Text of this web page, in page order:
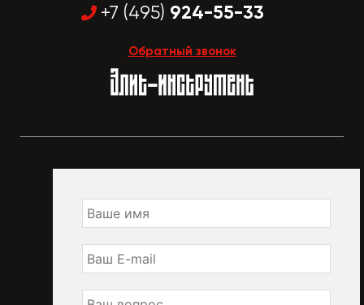
+7 (495) 924-55-33
Обратный звонок